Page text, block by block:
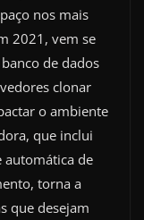
nos mais
2021, vem se
de dados
clonar
o ambiente
que inclui
automática de
torna a
que desejam